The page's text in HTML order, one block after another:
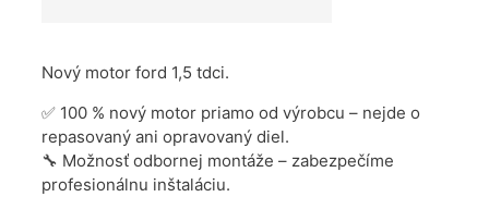
Nový motor ford 1,5 tdci.
✅ 100 % nový motor priamo od výrobcu – nejde o
repasovaný ani opravovaný diel.
🔧 Možnosť odbornej montáže – zabezpečíme
profesionálnu inštaláciu.